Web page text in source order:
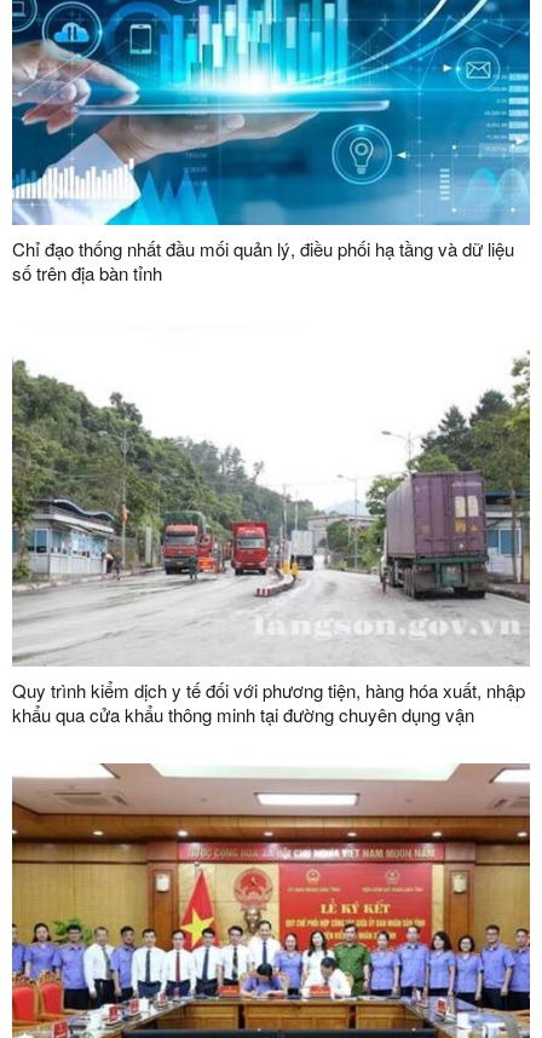
Chỉ đạo thống nhất đầu mối quản lý, điều phối hạ tầng và dữ liệu
số trên địa bàn tỉnh
Quy trình kiểm dịch y tế đối với phương tiện, hàng hóa xuất, nhập
khẩu qua cửa khẩu thông minh tại đường chuyên dụng vận
dụng vận chuyển hàng hoá khu vực mốc 1088/2-1089 thuộc cặp
cửa khẩu quốc tế Hữu Nghị (Việt Nam) - Hữu Nghị Quan (Trung
Quốc)